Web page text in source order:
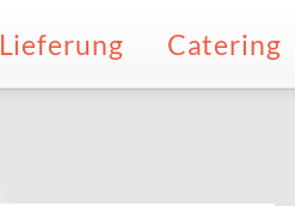
Lieferung Catering